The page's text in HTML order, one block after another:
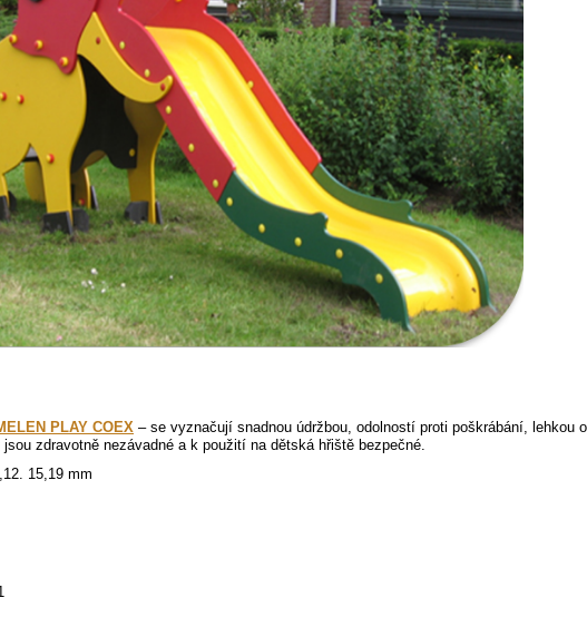
PLAY COEX – se vyznačují snadnou údržbou, odolností proti poškrábání, lehkou
zdravotně nezávadné a k použití na dětská hřiště bezpečné.
15,19 mm